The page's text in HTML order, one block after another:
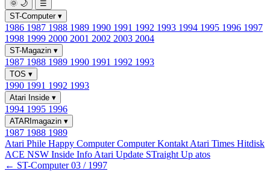
🌞 🌙
☰
ST-Computer ▾
1986 1987 1988 1989 1990 1991 1992 1993 1994 1995 1996 1997
1998 1999 2000 2001 2002 2003 2004
ST-Magazin ▾
1987 1988 1989 1990 1991 1992 1993
TOS ▾
1990 1991 1992 1993
Atari Inside ▾
1994 1995 1996
ATARImagazin ▾
1987 1988 1989
Atari Phile Happy ComputerComputer Kontakt Atari Times Hitdisk
ACE NSW Inside Info Atari Update STraight Up atos
← ST-Computer 03 / 1997